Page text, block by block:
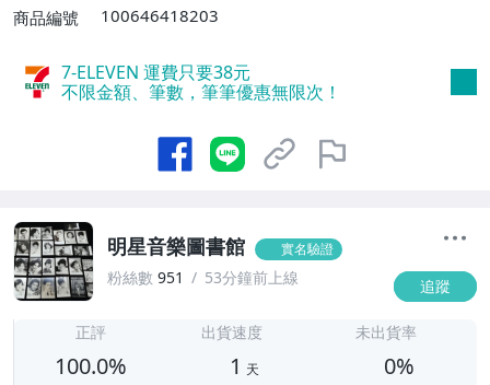
商品編號
100646418203
7-ELEVEN 運費只要38元
不限金額、筆數，筆筆優惠無限次！
明星音樂圖書館 實名驗證
粉絲數 951 53分鐘前上線 追蹤
正評
100.0%
出貨速度
1 天
未出貨率
0%